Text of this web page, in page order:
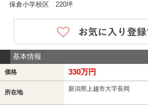
保倉小学校区 220坪
基本情報
価格 330万円
所在地 新潟県上越市大字長岡